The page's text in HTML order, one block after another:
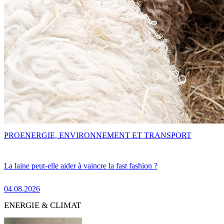
La laine peut-elle aider à vaincre la fast fashion ?
04.08.2026
PROENERGIE, ENVIRONNEMENT ET TRANSPORT
ENERGIE & CLIMAT